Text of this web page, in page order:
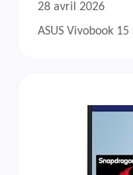
28 avril 2026
ASUS Vivobook